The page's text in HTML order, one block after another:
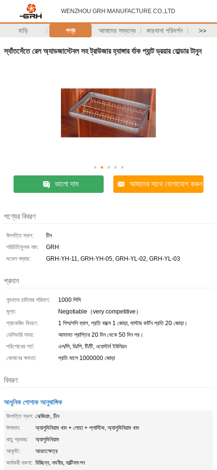
WENZHOU GRH MANUFACTURE CO.,LTD
বাড়ি পণ্য আমাদের সম্বন্ধে কারখানা পরিদর্শন >>
স্যাঁতসেঁতে রেল অ্যাডজাস্টেবল সহ ট্রাউজার হ্যাঙ্গার র্যাক প্যান্ট ড্রয়ার হোল্ডার টানুন
ভালো দাম আমাদের সাথে যোগাযোগ করুন
পণ্যের বিবরণ
উৎপত্তি স্থল:
চীন
পরিচিতিমুলক নাম:
GRH
মডেল নম্বার:
GRH-YH-11, GRH-YH-05, GRH-YL-02, GRH-YL-03
প্রদান
ন্যূনতম চাহিদার পরিমাণ:
1000 পিসি
মূল্য:
Negotiable（very competitive）
প্যাকেজিং বিবরণ:
1 পিস/পলি ব্যাগ, প্রতি বাক্সে 1 জোড়া, মাস্টার কার্টন প্রতি 20 জোড়া।
ডেলিভারি সময়:
আমানত প্রাপ্তির 20 দিন থেকে 50 দিন পর।
পরিশোধের শর্ত:
এল/সি, ডি/পি, টি/টি, ওয়েস্টার্ন ইউনিয়ন
যোগানের ক্ষমতা:
প্রতি মাসে 1000000 জোড়া
বিবরণ
আধুনিক পোশাক আনুষাঙ্গিক
উৎপত্তি স্থল: ঝেজিয়াং, চীন
উপাদান:
অ্যালুমিনিয়াম খাদ + লোহা + প্লাস্টিক, অ্যালুমিনিয়াম খাদ
ধাতু প্রকার:
অ্যালুমিনিয়াম
আকৃতি:
আয়তক্ষেত্র
কার্যকরী নকশা: বিচ্ছিন্ন, নমনীয়, মাল্টিফাংশন